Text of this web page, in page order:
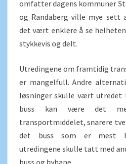
omfatter dagens kommuner
og Randaberg ville mye sett
det vært enklere å se
stykkevis og delt.
Utredingene om framtidig
er mangelfull. Andre
løsninger skulle vært utredet
buss kan være det
transportmiddelet, snarere
det buss som er mest
utredingene skulle tatt med
buss og bybane.